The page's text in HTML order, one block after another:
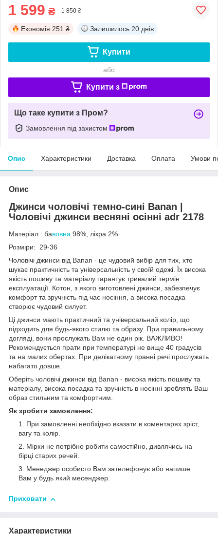
1 599 ₴ 1 850 ₴
Економія 251 ₴ Залишилось 20 днів
Купити
або
Купити з
Що таке купити з Пром?
Замовлення під захистом
Опис Характеристики Доставка Оплата Умови
Опис
Джинси чоловічі темно-сині Banan |
Чоловічі джинси весняні осінні adr 2178
Матеріал : бавовна 98%, лікра 2%
Розміри: 29-36
Чоловічі джинси від Banan - це чудовий вибір для тих, хто
шукає практичність та універсальність у своїй одежі. Їх висока
якість пошиву та матеріалу гарантує тривалий термін
експлуатації. Котон, з якого виготовлені джинси, забезпечує
комфорт та зручність під час носіння, а висока посадка
створює чудовий силует.
Ці джинси мають практичний та універсальний колір, що
підходить для будь-якого стилю та образу. При правильному
догляді, вони прослужать Вам не один рік. ВАЖЛИВО!
Рекомендується прати при температурі не вище 40 градусів
та на малих обертах. При делікатному пранні речі прослужать
набагато довше.
Оберіть чоловічі джинси від Banan - висока якість пошиву та
матеріалу, висока посадка та зручність в носінні зроблять Ваш
образ стильним та комфортним.
Як зробити замовлення:
При замовленні необхідно вказати в коментарях зріст,
вагу та колір.
Мірки не потрібно робити самостійно, дивлячись на
бірці старих речей.
Менеджер особисто Вам зателефонує або напише
Вам у будь який месенджер.
Приховати
Характеристики